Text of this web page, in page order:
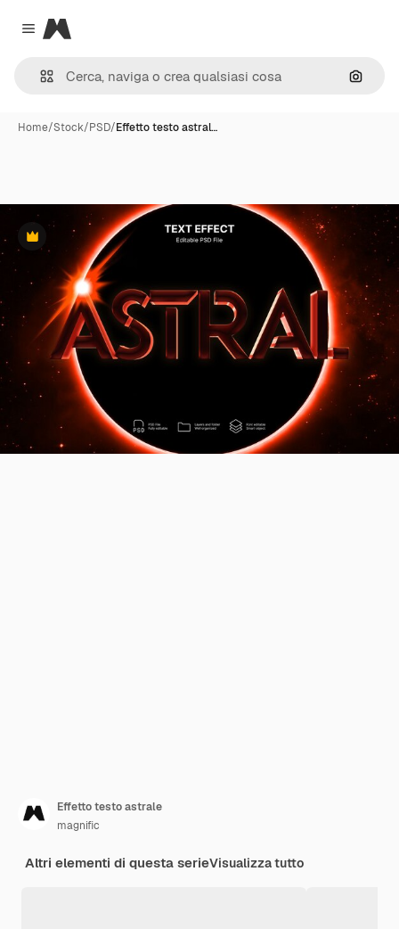
Close menu
Magnific
Cerca
Home/Stock/PSD/Effetto testo astral…
Premium
Effetto testo astrale
magnific
Altri elementi di questa serieVisualizza tutto